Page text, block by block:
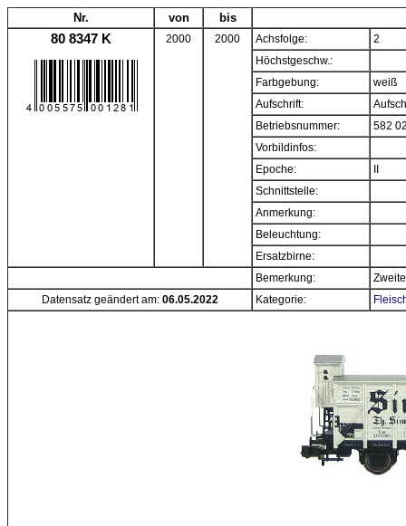
Nr. von bis
80 8347 K 2000 2000 Achsfolge:
2
Höchstgeschw.:
Farbgebung:
weiß
Aufschrift:
Betriebsnummer:
582
Vorbildinfos:
Epoche:
Schnittstelle:
Anmerkung:
Beleuchtung:
Ersatzbirne:
Bemerkung:
Datensatz geändert am: 06.05.2022 Kategorie: